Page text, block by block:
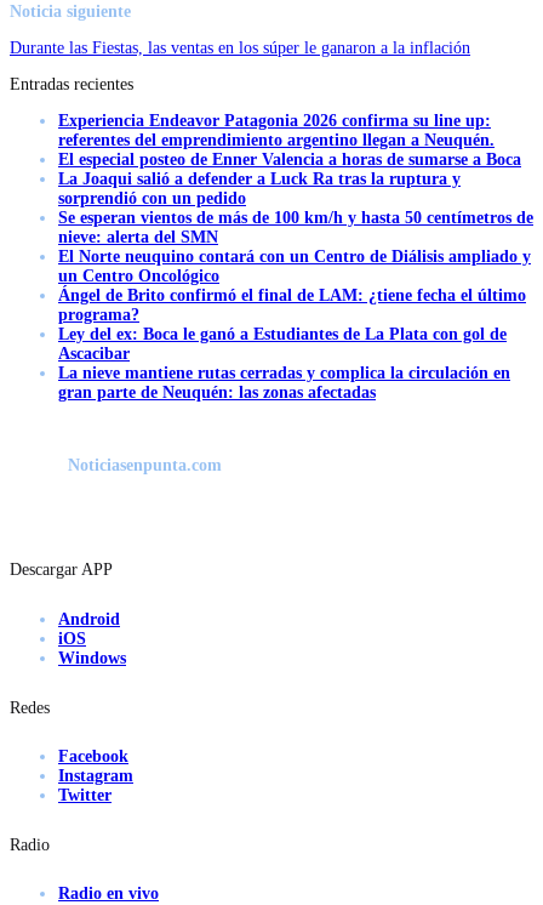
Noticia siguiente
Durante las Fiestas, las ventas en los súper le ganaron a la inflación
Entradas recientes
Experiencia Endeavor Patagonia 2026 confirma su line up:
referentes del emprendimiento argentino llegan a Neuquén.
El especial posteo de Enner Valencia a horas de sumarse a Boca
La Joaqui salió a defender a Luck Ra tras la ruptura y
sorprendió con un pedido
Se esperan vientos de más de 100 km/h y hasta 50 centímetros de
nieve: alerta del SMN
El Norte neuquino contará con un Centro de Diálisis ampliado y
un Centro Oncológico
Ángel de Brito confirmó el final de LAM: ¿tiene fecha el último
programa?
Ley del ex: Boca le ganó a Estudiantes de La Plata con gol de
Ascacibar
La nieve mantiene rutas cerradas y complica la circulación en
gran parte de Neuquén: las zonas afectadas
Noticiasenpunta.com
Descargar APP
Android
iOS
Windows
Redes
Facebook
Instagram
Twitter
Radio
Radio en vivo